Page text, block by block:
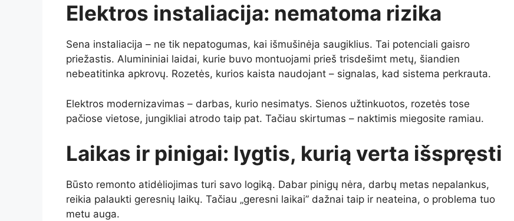
Elektros instaliacija: nematoma rizika
Sena instaliacija – ne tik nepatogumas, kai išmušinėja saugiklius. Tai potenciali gaisro
priežastis. Alumininiai laidai, kurie buvo montuojami prieš trisdešimt metų, šiandien
nebeatitinka apkrovų. Rozetės, kurios kaista naudojant – signalas, kad sistema perkrauta.
Elektros modernizavimas – darbas, kurio nesimatys. Sienos užtinkuotos, rozetės tose
pačiose vietose, jungikliai atrodo taip pat. Tačiau skirtumas – naktimis miegosite ramiau.
Laikas ir pinigai: lygtis, kurią verta išspręsti
Būsto remonto atidėliojimas turi savo logiką. Dabar pinigų nėra, darbų metas nepalankus,
reikia palaukti geresnių laikų. Tačiau „geresni laikai” dažnai taip ir neateina, o problema tuo
metu auga.